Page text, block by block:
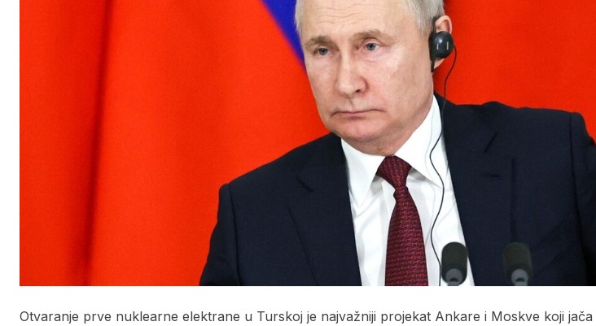
Otvaranje prve nuklearne elektrane u Turskoj je najvažniji projekat Ankare i Moskve koji